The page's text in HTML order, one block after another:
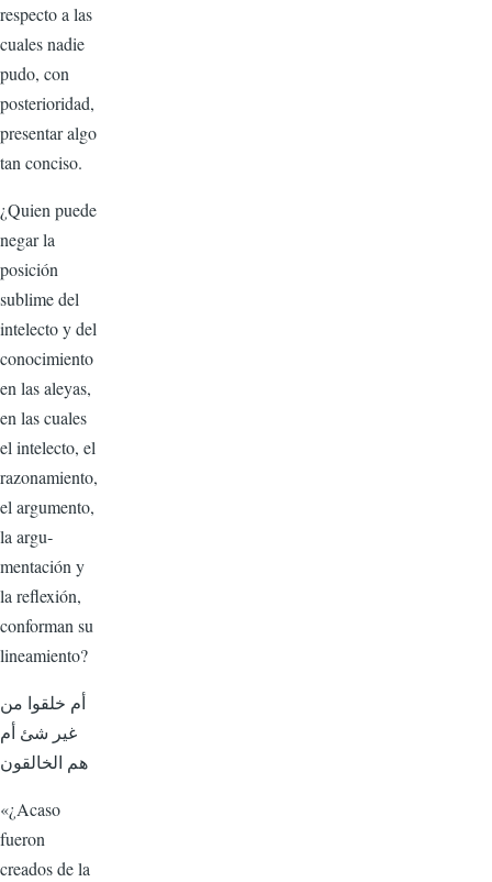
respecto a las
cuales nadie
pudo, con
posterioridad,
presen­tar algo
tan conciso.
¿Quien puede
negar la
posición
sublime del
intelecto y del
co­nocimiento
en las ale­yas,
en las cuales
el intelecto, el
razona­miento,
el argumento,
la argu­
mentación y
la reflexión,
con­forman su
lineamiento?
أم خلقوا من
غير شئ أم
هم الخالقون
«¿Acaso
fueron
creados de la